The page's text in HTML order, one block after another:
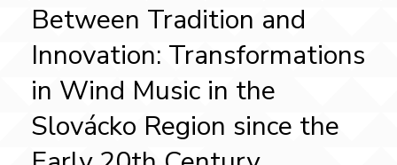
Between Tradition and
Innovation: Transformations
in Wind Music in the
Slovácko Region since the